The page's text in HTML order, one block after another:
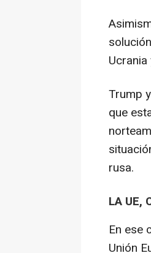
Trump
que
rusa.
LA UE,
En ese
Unión